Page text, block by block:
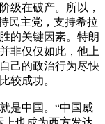
级在破产。所以，
民主党，支持希拉
的关键因素。特朗
非仅仅如此，他上
己的政治行为尽快
较成功。
是中国。“中国威